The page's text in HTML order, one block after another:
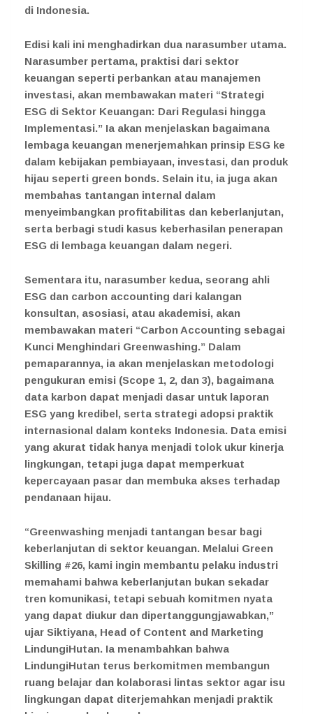
di Indonesia.
Edisi kali ini menghadirkan dua narasumber utama.
Narasumber pertama, praktisi dari sektor
keuangan seperti perbankan atau manajemen
investasi, akan membawakan materi “Strategi
ESG di Sektor Keuangan: Dari Regulasi hingga
Implementasi.” Ia akan menjelaskan bagaimana
lembaga keuangan menerjemahkan prinsip ESG ke
dalam kebijakan pembiayaan, investasi, dan produk
hijau seperti green bonds. Selain itu, ia juga akan
membahas tantangan internal dalam
menyeimbangkan profitabilitas dan keberlanjutan,
serta berbagi studi kasus keberhasilan penerapan
ESG di lembaga keuangan dalam negeri.
Sementara itu, narasumber kedua, seorang ahli
ESG dan carbon accounting dari kalangan
konsultan, asosiasi, atau akademisi, akan
membawakan materi “Carbon Accounting sebagai
Kunci Menghindari Greenwashing.” Dalam
pemaparannya, ia akan menjelaskan metodologi
pengukuran emisi (Scope 1, 2, dan 3), bagaimana
data karbon dapat menjadi dasar untuk laporan
ESG yang kredibel, serta strategi adopsi praktik
internasional dalam konteks Indonesia. Data emisi
yang akurat tidak hanya menjadi tolok ukur kinerja
lingkungan, tetapi juga dapat memperkuat
kepercayaan pasar dan membuka akses terhadap
pendanaan hijau.
“Greenwashing menjadi tantangan besar bagi
keberlanjutan di sektor keuangan. Melalui Green
Skilling #26, kami ingin membantu pelaku industri
memahami bahwa keberlanjutan bukan sekadar
tren komunikasi, tetapi sebuah komitmen nyata
yang dapat diukur dan dipertanggungjawabkan,”
ujar Siktiyana, Head of Content and Marketing
LindungiHutan. Ia menambahkan bahwa
LindungiHutan terus berkomitmen membangun
ruang belajar dan kolaborasi lintas sektor agar isu
lingkungan dapat diterjemahkan menjadi praktik